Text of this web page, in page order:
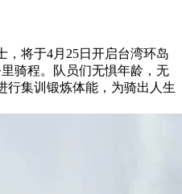
，将于4月25日开启台湾环岛
骑程。队员们无惧年龄，无
行集训锻炼体能，为骑出人生